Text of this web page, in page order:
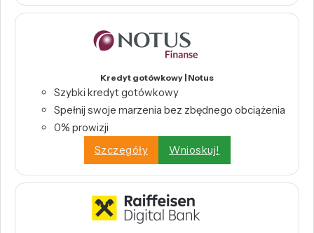
Kredyt gotówkowy | Notus
Szybki kredyt gotówkowy
Spełnij swoje marzenia bez zbędnego obciążenia
0% prowizji
Szczegóły
Wnioskuj!